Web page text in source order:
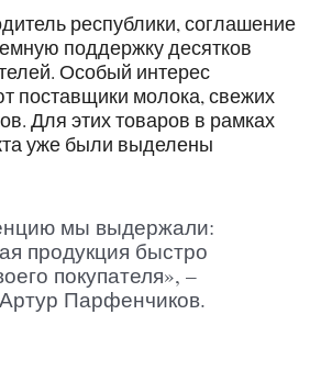
республики, соглашение
поддержку десятков
Особый интерес
поставщики молока, свежих
Для этих товаров в рамках
уже были выделены
мы выдержали:
продукция быстро
покупателя», –
Парфенчиков.